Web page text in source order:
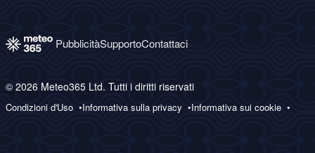
PubblicitàSupportoContattaci
© 2026 Meteo365 Ltd. Tutti i diritti riservati
Condizioni d'Uso Informativa sulla privacy Informativa sui cookie